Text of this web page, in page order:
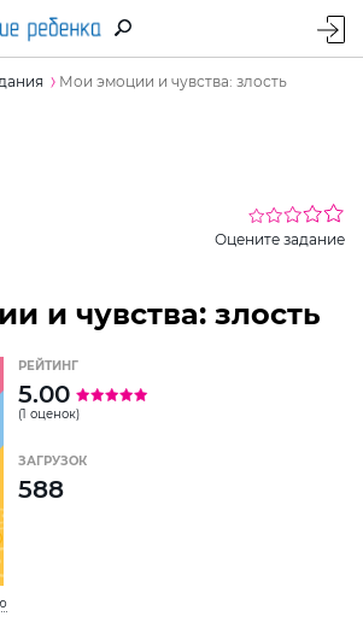
Мои эмоции и чувства: злость
Оцените задание
и чувства: злость
РЕЙТИНГ
5.00
(1 оценок)
ЗАГРУЗОК
588